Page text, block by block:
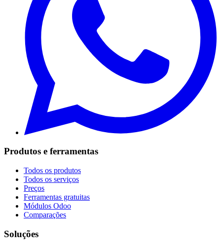
Produtos e ferramentas
Todos os produtos
Todos os serviços
Preços
Ferramentas gratuitas
Módulos Odoo
Comparações
Soluções